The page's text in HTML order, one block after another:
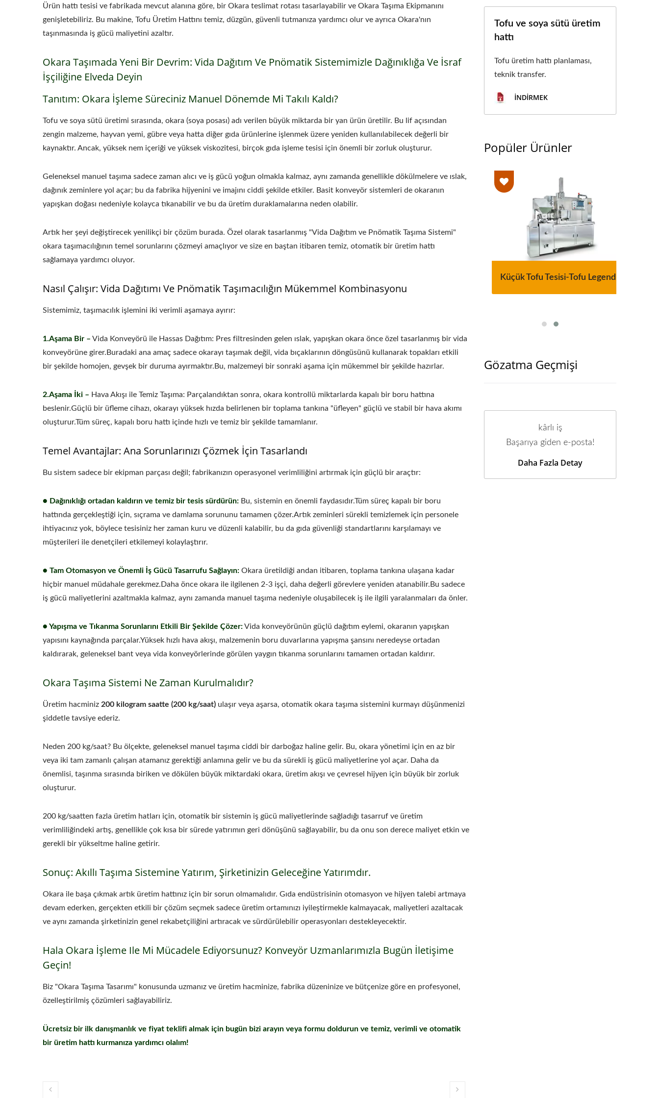
Ürün hattı tesisi ve fabrikada mevcut alanına göre, bir Okara teslimat rotası tasarlayabilir ve Okara Taşıma Ekipmanını
genişletebiliriz. Bu makine, Tofu Üretim Hattını temiz, düzgün, güvenli tutmanıza yardımcı olur ve ayrıca Okara'nın
taşınmasında iş gücü maliyetini azaltır.
Okara Taşımada Yeni Bir Devrim: Vida Dağıtım Ve Pnömatik Sistemimizle Dağınıklığa Ve İsraf
İşçiliğine Elveda Deyin
Tanıtım: Okara İşleme Süreciniz Manuel Dönemde Mi Takılı Kaldı?
Tofu ve soya sütü üretimi sırasında, okara (soya posası) adı verilen büyük miktarda bir yan ürün üretilir. Bu lif açısından
zengin malzeme, hayvan yemi, gübre veya hatta diğer gıda ürünlerine işlenmek üzere yeniden kullanılabilecek değerli bir
kaynaktır. Ancak, yüksek nem içeriği ve yüksek viskozitesi, birçok gıda işleme tesisi için önemli bir zorluk oluşturur.
Geleneksel manuel taşıma sadece zaman alıcı ve iş gücü yoğun olmakla kalmaz, aynı zamanda genellikle dökülmelere ve ıslak,
dağınık zeminlere yol açar; bu da fabrika hijyenini ve imajını ciddi şekilde etkiler. Basit konveyör sistemleri de okaranın
yapışkan doğası nedeniyle kolayca tıkanabilir ve bu da üretim duraklamalarına neden olabilir.
Artık her şeyi değiştirecek yenilikçi bir çözüm burada. Özel olarak tasarlanmış "Vida Dağıtım ve Pnömatik Taşıma Sistemi"
okara taşımacılığının temel sorunlarını çözmeyi amaçlıyor ve size en baştan itibaren temiz, otomatik bir üretim hattı
sağlamaya yardımcı oluyor.
Nasıl Çalışır: Vida Dağıtımı Ve Pnömatik Taşımacılığın Mükemmel Kombinasyonu
Sistemimiz, taşımacılık işlemini iki verimli aşamaya ayırır:
1.Aşama Bir – Vida Konveyörü ile Hassas Dağıtım: Pres filtresinden gelen ıslak, yapışkan okara önce özel tasarlanmış bir vida
konveyörüne girer.Buradaki ana amaç sadece okarayı taşımak değil, vida bıçaklarının döngüsünü kullanarak topakları etkili
bir şekilde homojen, gevşek bir duruma ayırmaktır.Bu, malzemeyi bir sonraki aşama için mükemmel bir şekilde hazırlar.
2.Aşama İki – Hava Akışı ile Temiz Taşıma: Parçalandıktan sonra, okara kontrollü miktarlarda kapalı bir boru hattına
beslenir.Güçlü bir üfleme cihazı, okarayı yüksek hızda belirlenen bir toplama tankına "üfleyen" güçlü ve stabil bir hava akımı
oluşturur.Tüm süreç, kapalı boru hattı içinde hızlı ve temiz bir şekilde tamamlanır.
Temel Avantajlar: Ana Sorunlarınızı Çözmek İçin Tasarlandı
Bu sistem sadece bir ekipman parçası değil; fabrikanızın operasyonel verimliliğini artırmak için güçlü bir araçtır:
● Dağınıklığı ortadan kaldırın ve temiz bir tesis sürdürün: Bu, sistemin en önemli faydasıdır.Tüm süreç kapalı bir boru
hattında gerçekleştiği için, sıçrama ve damlama sorununu tamamen çözer.Artık zeminleri sürekli temizlemek için personele
ihtiyacınız yok, böylece tesisiniz her zaman kuru ve düzenli kalabilir, bu da gıda güvenliği standartlarını karşılamayı ve
müşterileri ile denetçileri etkilemeyi kolaylaştırır.
● Tam Otomasyon ve Önemli İş Gücü Tasarrufu Sağlayın: Okara üretildiği andan itibaren, toplama tankına ulaşana kadar
hiçbir manuel müdahale gerekmez.Daha önce okara ile ilgilenen 2-3 işçi, daha değerli görevlere yeniden atanabilir.Bu sadece
iş gücü maliyetlerini azaltmakla kalmaz, aynı zamanda manuel taşıma nedeniyle oluşabilecek iş ile ilgili yaralanmaları da önler.
● Yapışma ve Tıkanma Sorunlarını Etkili Bir Şekilde Çözer:Vida konveyörünün güçlü dağıtım eylemi, okaranın yapışkan
yapısını kaynağında parçalar.Yüksek hızlı hava akışı, malzemenin boru duvarlarına yapışma şansını neredeyse ortadan
kaldırarak, geleneksel bant veya vida konveyörlerinde görülen yaygın tıkanma sorunlarını tamamen ortadan kaldırır.
Okara Taşıma Sistemi Ne Zaman Kurulmalıdır?
Üretim hacminiz 200 kilogram saatte (200 kg/saat) ulaşır veya aşarsa, otomatik okara taşıma sistemini kurmayı düşünmenizi
şiddetle tavsiye ederiz.
Neden 200 kg/saat? Bu ölçekte, geleneksel manuel taşıma ciddi bir darboğaz haline gelir. Bu, okara yönetimi için en az bir
veya iki tam zamanlı çalışan atamanız gerektiği anlamına gelir ve bu da sürekli iş gücü maliyetlerine yol açar. Daha da
önemlisi, taşınma sırasında biriken ve dökülen büyük miktardaki okara, üretim akışı ve çevresel hijyen için büyük bir zorluk
oluşturur.
200 kg/saatten fazla üretim hatları için, otomatik bir sistemin iş gücü maliyetlerinde sağladığı tasarruf ve üretim
verimliliğindeki artış, genellikle çok kısa bir sürede yatırımın geri dönüşünü sağlayabilir, bu da onu son derece maliyet etkin ve
gerekli bir yükseltme haline getirir.
Sonuç: Akıllı Taşıma Sistemine Yatırım, Şirketinizin Geleceğine Yatırımdır.
Okara ile başa çıkmak artık üretim hattınız için bir sorun olmamalıdır. Gıda endüstrisinin otomasyon ve hijyen talebi artmaya
devam ederken, gerçekten etkili bir çözüm seçmek sadece üretim ortamınızı iyileştirmekle kalmayacak, maliyetleri azaltacak
ve aynı zamanda şirketinizin genel rekabetçiliğini artıracak ve sürdürülebilir operasyonları destekleyecektir.
Hala Okara İşleme Ile Mi Mücadele Ediyorsunuz? Konveyör Uzmanlarımızla Bugün İletişime
Geçin!
Biz "Okara Taşıma Tasarımı" konusunda uzmanız ve üretim hacminize, fabrika düzeninize ve bütçenize göre en profesyonel,
özelleştirilmiş çözümleri sağlayabiliriz.
Ücretsiz bir ilk danışmanlık ve fiyat teklifi almak için bugün bizi arayın veya formu doldurun ve temiz, verimli ve otomatik
bir üretim hattı kurmanıza yardımcı olalım!
Tofu ve soya sütü üretim
hattı
Tofu üretim hattı planlaması,
teknik transfer.
İNDIRMEK
Popüler Ürünler
Tofu Üretim Hattı
Tofu Üretim Hattı
Küçük Tofu Tesisi-Tofu Legend
Gözatma Geçmişi
kârlı iş
Başarıya giden e-posta!
Daha Fazla Detay